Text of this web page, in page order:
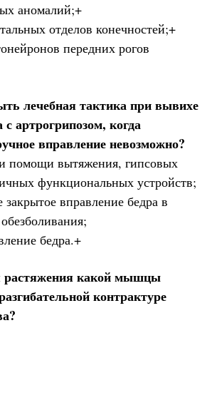
аномалий;+
отделов конечностей;+
передних рогов
лечебная тактика при вывихе
с артрогрипозом, когда
вправление невозможно?
помощи вытяжения, гипсовых
функциональных устройств;
вправление бедра в
бедра.+
растяжения какой мышцы
контрактуре